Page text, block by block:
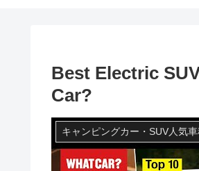
Best Electric
Car?
キャンピングカー・SUV人気